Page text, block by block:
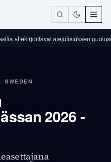
aiejulistuksen
SWEDEN
2026 -